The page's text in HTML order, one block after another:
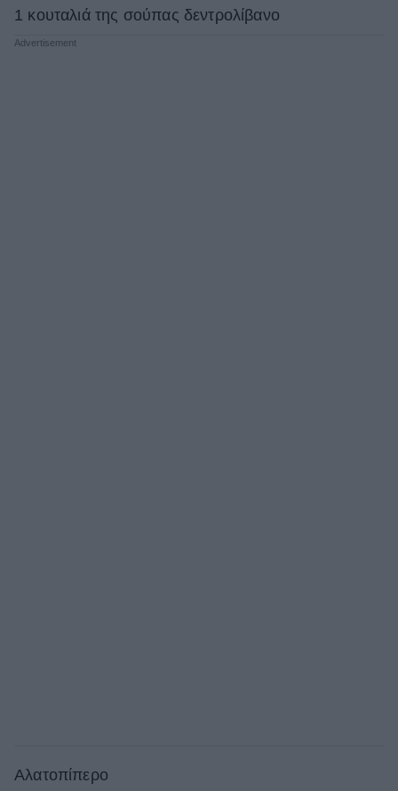
1 κουταλιά της σούπας δεντρολίβανο
Αλατοπίπερο